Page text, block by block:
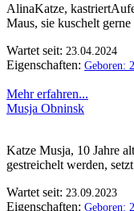
AlinaKatze,
Maus, sie kuschelt
Wartet seit: 23.04.2024
Eigenschaften: Geboren:
Mehr erfahren...
Musja Obninsk
Katze Musja, 10 Jahre
gestreichelt werden,
Wartet seit: 23.09.2023
Eigenschaften: Geboren: